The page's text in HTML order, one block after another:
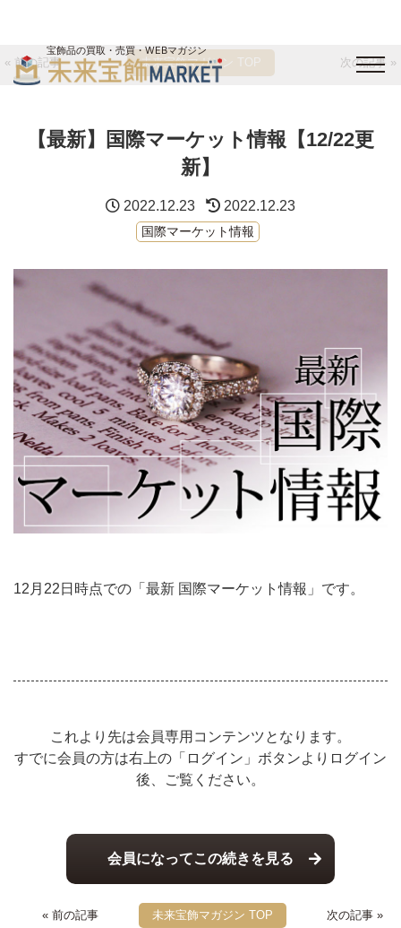
宝飾品の買取・売買・WEBマガジン
未来宝飾マガジン
運営会社
« 前の記事 未来宝飾マガジン TOP 次の記事 »
【最新】国際マーケット情報【12/22更
新】
2022.12.23 2022.12.23
国際マーケット情報
12月22日時点での「最新 国際マーケット情報」です。
これより先は会員専用コンテンツとなります。
すでに会員の方は右上の「ログイン」ボタンよりログイン
後、ご覧ください。
会員になってこの続きを見る
« 前の記事 未来宝飾マガジン TOP 次の記事 »